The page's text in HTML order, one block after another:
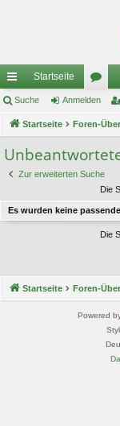
ch
ne
llz
ug
Startseite
or
en
Suche Anmelden
Startseite Foren-
Zur erweiterten Suche
Die
Es wurden keine
Die
Startseite Foren-
Powered